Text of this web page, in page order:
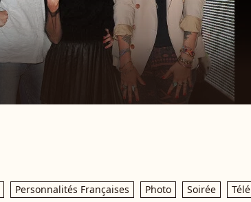
Personnalités Françaises Photo Soirée Télé